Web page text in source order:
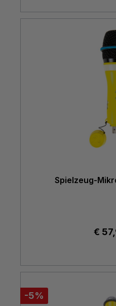
Spielzeug-
€
-5%